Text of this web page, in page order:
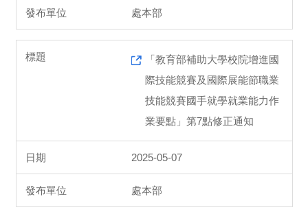
處本部
「教育部補助大學校院增進國
際技能競賽及國際展能節職業
技能競賽國手就學就業能力作
業要點」第7點修正通知
2025-05-07
處本部